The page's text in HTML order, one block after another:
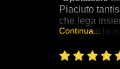
Piaciuto
che lega
Divertenti le
dagli
Continua...